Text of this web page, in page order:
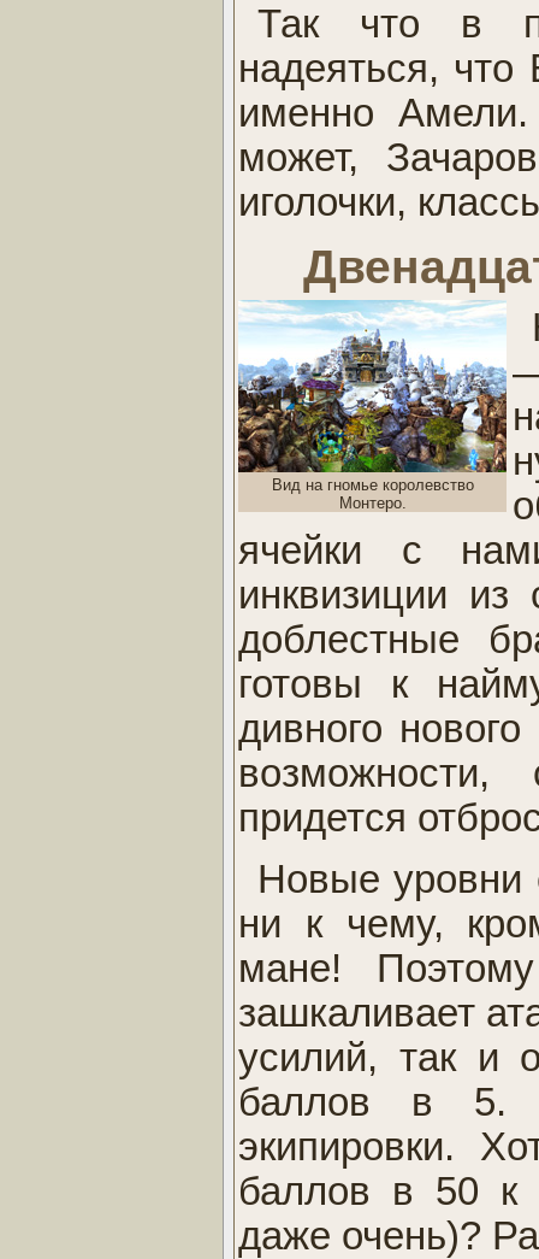
Так что в
надеяться, что
именно
может,
иголочки,
Вид на гномье королевство
Монтеро.
ячейки с
инквизиции
доблестные
готовы к
дивного
возможности,
придется
Новые уровни
ни к чему,
мане!
зашкаливает
усилий, так и
баллов в 5.
экипировки.
баллов в 50 к
даже очень)?